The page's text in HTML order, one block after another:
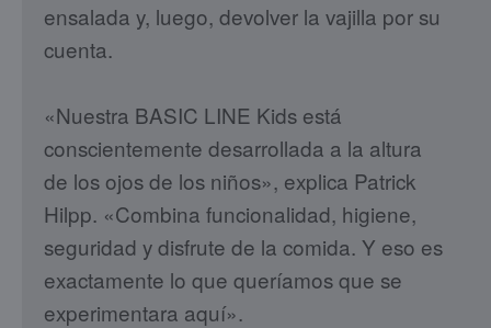
ensalada y, luego, devolver la vajilla por su
cuenta.
«Nuestra BASIC LINE Kids está
conscientemente desarrollada a la altura
de los ojos de los niños», explica Patrick
Hilpp. «Combina funcionalidad, higiene,
seguridad y disfrute de la comida. Y eso es
exactamente lo que queríamos que se
experimentara aquí».